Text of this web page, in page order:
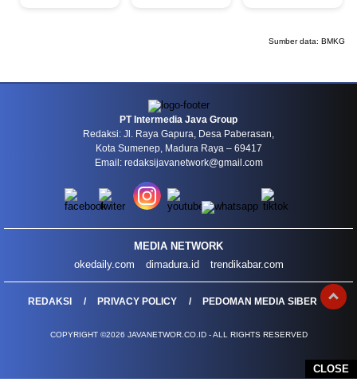
CLOSE
Sumber data: BMKG
PT Intermedia Java Group
Redaksi: Jl. Raya Gapura, Desa Paberasan,
Kota Sumenep, Madura Raya – 69417
Email: redaksijavanetwork@gmail.com
MEDIA NETWORK
okedaily.com
dimadura.id trendikabar.com
REDAKSI PRIVACY POLICY PEDOMAN MEDIA SIBER
COPYRIGHT ©2026 JAVANETWOR.CO.ID - ALL RIGHTS RESERVED